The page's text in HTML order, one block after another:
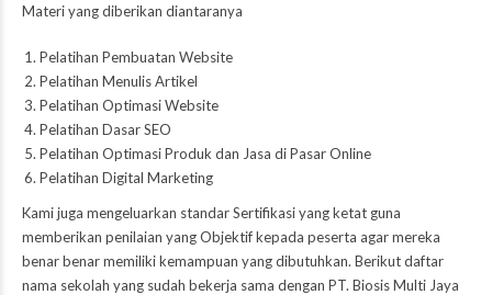
Materi yang diberikan diantaranya
Pelatihan Pembuatan Website
Pelatihan Menulis Artikel
Pelatihan Optimasi Website
Pelatihan Dasar SEO
Pelatihan Optimasi Produk dan Jasa di Pasar Online
Pelatihan Digital Marketing
Kami juga mengeluarkan standar Sertifikasi yang ketat guna
memberikan penilaian yang Objektif kepada peserta agar mereka
benar benar memiliki kemampuan yang dibutuhkan. Berikut daftar
nama sekolah yang sudah bekerja sama dengan PT. Biosis Multi Jaya